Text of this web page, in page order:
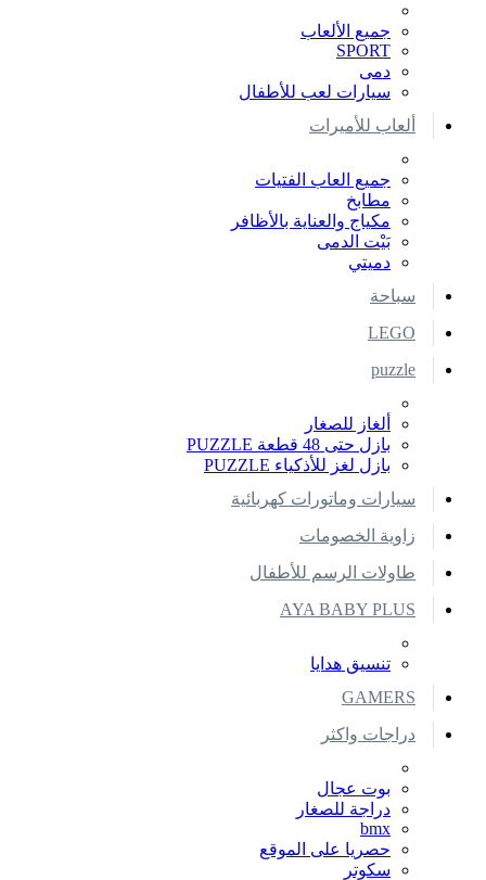
جميع الألعاب
SPORT
دمى
سيارات لعب للأطفال
ألعاب للأميرات
جميع العاب الفتيات
مطابخ
مكياج والعناية بالأظافر
بَيْت الدمى
دميتي
سباحة
LEGO
puzzle
ألغاز للصغار
بازل حتى 48 قطعة PUZZLE
بازل لغز للأذكياء PUZZLE
سيارات وماتورات كهربائية
زاوية الخصومات
طاولات الرسم للأطفال
AYA BABY PLUS
تنسيق هدايا
GAMERS
دراجات واكثر
بوت عجال
دراجة للصغار
bmx
حصريا على الموقع
سكوتر